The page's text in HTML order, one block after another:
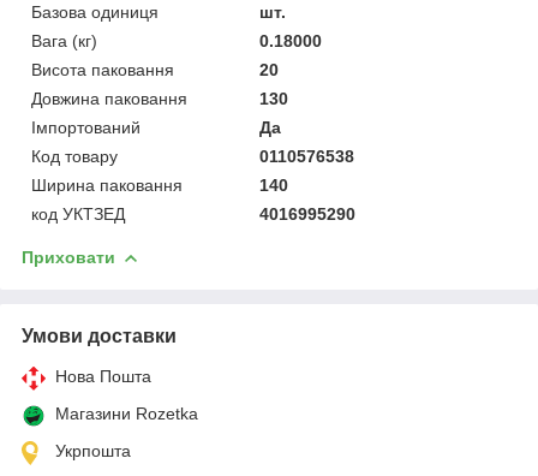
Базова одиниця
шт.
Вага (кг)
0.18000
Висота паковання
20
Довжина паковання
130
Імпортований
Да
Код товару
0110576538
Ширина паковання
140
код УКТЗЕД
4016995290
Приховати
Умови доставки
Нова Пошта
Магазини Rozetka
Укрпошта